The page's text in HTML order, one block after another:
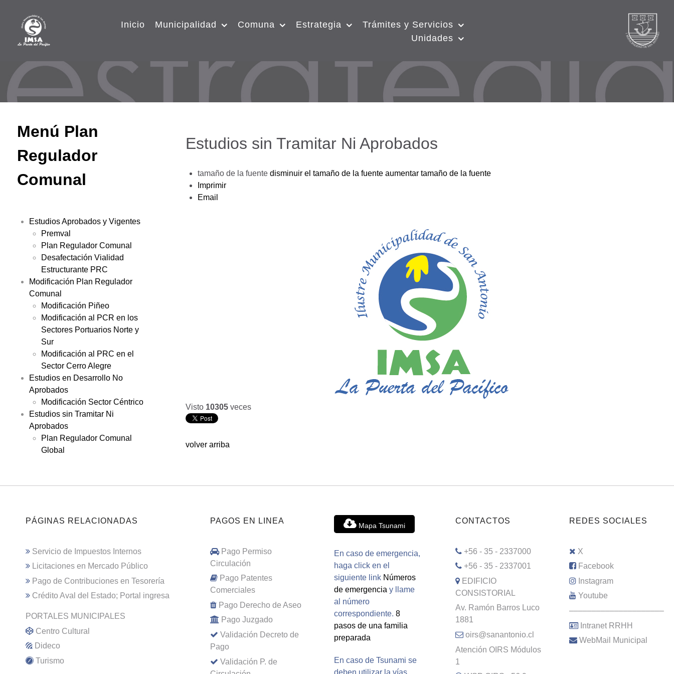
Inicio Municipalidad Comuna Estrategia
Trámites y Servicios
Unidades
Menú Plan
Regulador
Comunal
Estudios Aprobados y Vigentes
Premval
Plan Regulador Comunal
Desafectación Vialidad
Estructurante PRC
Modificación Plan Regulador
Comunal
Modificación Piñeo
Modificación al PCR en los
Sectores Portuarios Norte y
Sur
Modificación al PRC en el
Sector Cerro Alegre
Estudios en Desarrollo No
Aprobados
Modificación Sector Céntrico
Estudios sin Tramitar Ni
Aprobados
Plan Regulador Comunal
Global
Estudios sin Tramitar Ni Aprobados
tamaño de la fuente disminuir el tamaño de la fuente aumentar tamaño de la fuente
Imprimir
Email
Visto 10305 veces
volver arriba
PÁGINAS RELACIONADAS
Servicio de Impuestos Internos
Licitaciones en Mercado Público
Pago de Contribuciones en Tesorería
Crédito Aval del Estado; Portal ingresa
PORTALES MUNICIPALES
Centro Cultural
Dideco
Turismo
PAGOS EN LINEA
Pago Permiso
Circulación
Pago Patentes
Comerciales
Pago Derecho de Aseo
Pago Juzgado
Validación Decreto de
Pago
Validación P. de
Mapa Tsunami
En caso de emergencia,
haga click en el
siguiente link Números
de emergencia y llame
al número
correspondiente. 8
pasos de una familia
preparada
En caso de Tsunami se
deben utilizar la vías
CONTACTOS
+56 - 35 - 2337000
+56 - 35 - 2337001
EDIFICIO
CONSISTORIAL
Av. Ramón Barros Luco
1881
oirs@sanantonio.cl
Atención OIRS Módulos
1
REDES SOCIALES
X
Facebook
Instagram
Youtube
–––––––––––––––––––––
Intranet RRHH
WebMail Municipal